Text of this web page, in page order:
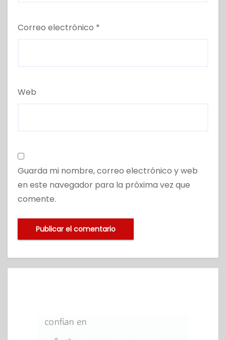
Correo electrónico *
Web
Guarda mi nombre, correo electrónico y web
en este navegador para la próxima vez que
comente.